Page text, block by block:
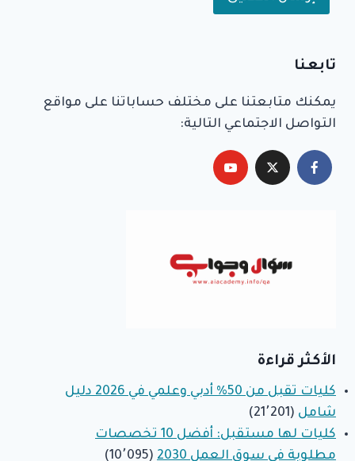
تابعنا
يمكنك متابعتنا على مختلف حساباتنا على مواقع
التواصل الاجتماعي التالية:
الأكثر قراءة
كليات تقبل من 50% أدبي وعلمي في 2026 دليل
شامل (21٬201)
كليات لها مستقبل: أفضل 10 تخصصات
مطلوبة في سوق العمل 2030
(10٬095)